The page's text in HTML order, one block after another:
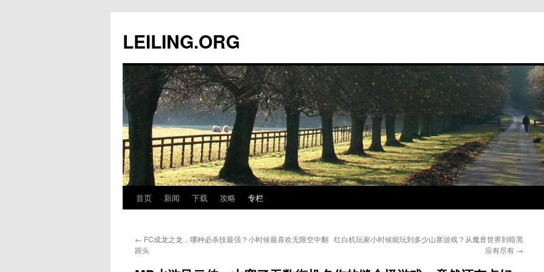
文
LEILING.ORG
首页 新闻 下载 攻略 专栏
← FC成龙之龙，哪种必杀技最强？小时候最喜欢无限空中翻
跟头
红白机玩家小时候能玩到多少山寨游戏？从魔兽世界到暗黑
应有尽有 →